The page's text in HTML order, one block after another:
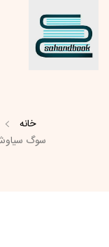
خانه
سوگ سیاوش 1 ( افسانه های شاهان و